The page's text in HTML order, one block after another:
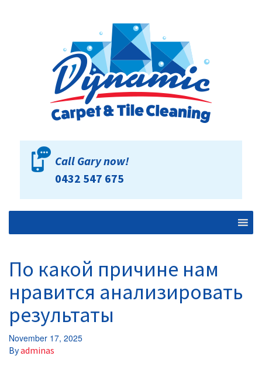
Call Gary now!
0432 547 675
По какой причине нам
нравится анализировать
результаты
November 17, 2025
Byadminas